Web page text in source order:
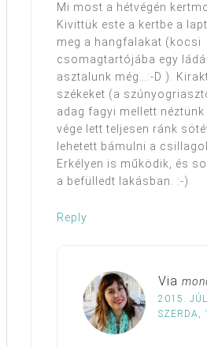
Mi most a hétvégén
Kivittük este a kertbe a
meg a hangfalakat (kocsi
csomagtartójába egy
asztalunk még…:-D ).
székeket (a
adag fagyi mellett
vége lett teljesen ránk
lehetett bámulni a
Erkélyen is működik, és
a befülledt lakásban. :-)
Reply
Via
2015.
SZERDA,